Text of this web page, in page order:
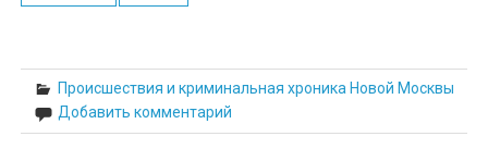
Происшествия и криминальная хроника Новой Москвы
Добавить комментарий